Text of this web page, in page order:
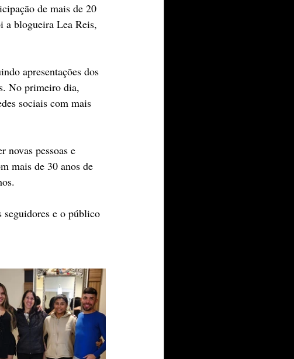
de mais de 20
blogueira Lea Reis,
apresentações dos
No primeiro dia,
sociais com mais
novas pessoas e
mais de 30 anos de
seguidores e o público